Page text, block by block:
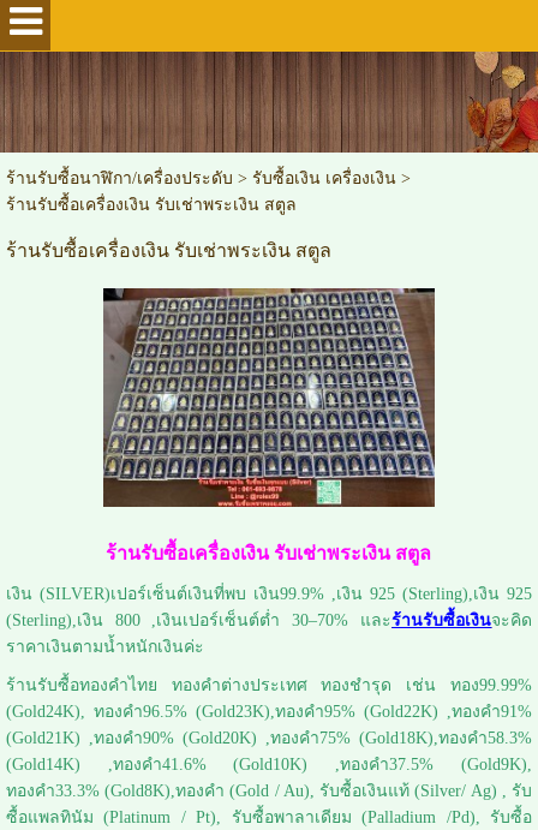
ร้านรับซื้อนาฬิกา/เครื่องประดับ > รับซื้อเงิน เครื่องเงิน>
ร้านรับซื้อเครื่องเงิน รับเช่าพระเงิน สตูล
ร้านรับซื้อเครื่องเงิน รับเช่าพระเงิน สตูล
ร้านรับซื้อเครื่องเงิน รับเช่าพระเงิน สตูล
เงิน (SILVER)เปอร์เซ็นต์เงินที่พบ เงิน99.9% ,เงิน 925 (Sterling),เงิน 925
(Sterling),เงิน 800 ,เงินเปอร์เซ็นต์ต่ำ 30–70% และร้านรับซื้อเงินจะคิด
ราคาเงินตามน้ำหนักเงินค่ะ
ร้านรับซื้อทองคำไทย ทองคำต่างประเทศ ทองชำรุด เช่น ทอง99.99%
(Gold24K), ทองคำ96.5% (Gold23K),ทองคำ95% (Gold22K) ,ทองคำ91%
(Gold21K) ,ทองคำ90% (Gold20K) ,ทองคำ75% (Gold18K),ทองคำ58.3%
(Gold14K) ,ทองคำ41.6% (Gold10K) ,ทองคำ37.5% (Gold9K),
ทองคำ33.3% (Gold8K),ทองคำ (Gold / Au), รับซื้อเงินแท้ (Silver/ Ag) , รับ
ซื้อแพลทินัม (Platinum / Pt), รับซื้อพาลาเดียม (Palladium /Pd), รับซื้อ